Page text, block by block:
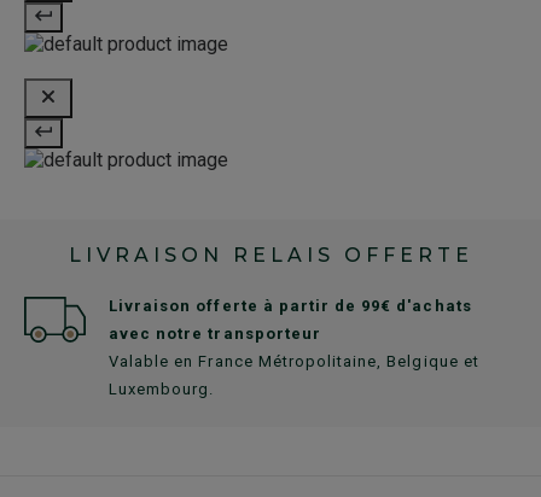
LIVRAISON RELAIS OFFERTE
Livraison offerte à partir de 99€ d'achats
avec notre transporteur
Valable en France Métropolitaine, Belgique et
Luxembourg.